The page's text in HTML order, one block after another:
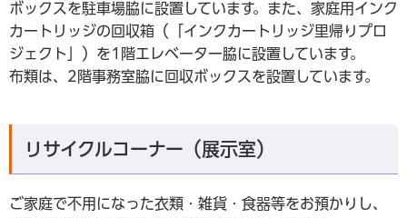
ボックスを駐車場脇に設置しています。また、家庭用インク
カートリッジの回収箱（「インクカートリッジ里帰りプロ
ジェクト」）を1階エレベーター脇に設置しています。
布類は、2階事務室脇に回収ボックスを設置しています。
リサイクルコーナー（展示室）
ご家庭で不用になった衣類・雑貨・食器等をお預かりし、